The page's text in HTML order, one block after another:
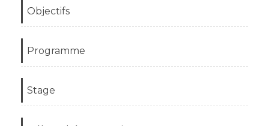
Objectifs
Programme
Stage